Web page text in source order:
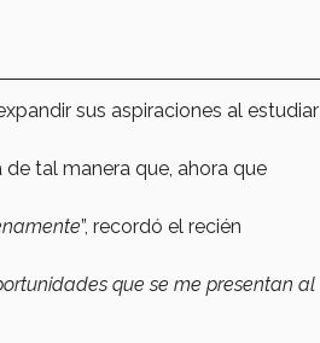
sus aspiraciones al estudiar
tal manera que, ahora que
”, recordó el recién
que se me presentan al